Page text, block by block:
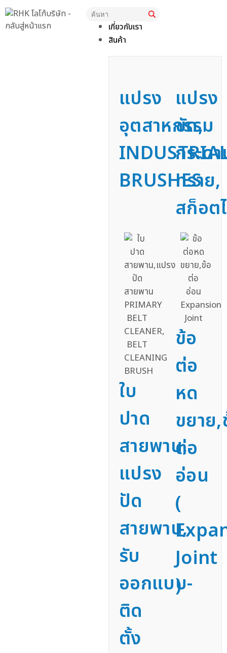
เกี่ยวกับเรา
สินค้า
แปรง
อุตสาหกรรม
BRUSHES
แปรง
ขัด,
กระด
ทราย,
สก็อต
ใบ
ปาด
สายพาน,
แปรง
ปัด
สายพาน,
รับ
ออกแบบ-
ติด
ตั้ง
ข้อ
ต่อ
หด
ขยาย
ต่อ
อ่อน
(
Joint
)